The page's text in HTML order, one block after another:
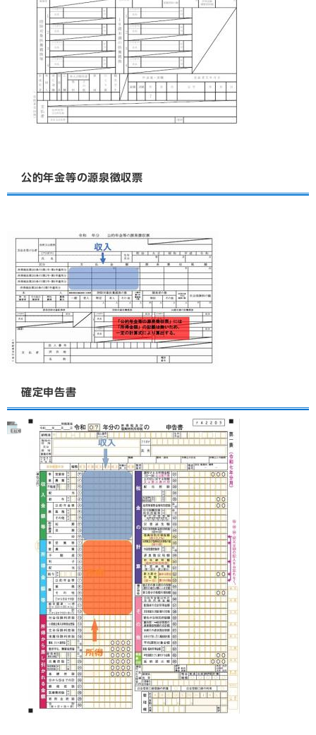
公的年金等の源泉徴収票
確定申告書